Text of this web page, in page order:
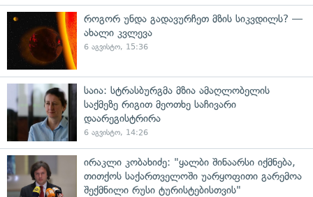
როგორ უნდა გადავურჩეთ მზის სიკვდილს? —
ახალი კვლევა
6 აგვისტო, 15:36
საია: სტრასბურგმა მზია ამაღლობელის
საქმეზე რიგით მეოთხე საჩივარი
დაარეგისტრირა
6 აგვისტო, 14:26
ირაკლი კობახიძე: "ყალბი შინაარსი იქმნება,
თითქოს საქართველოში უარყოფითი გარემოა
შექმნილი რუსი ტურისტებისთვის"